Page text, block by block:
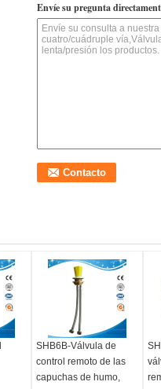
Envíe su pregunta
SHB6B-Válvula de
control remoto de las
capuchas de humo,